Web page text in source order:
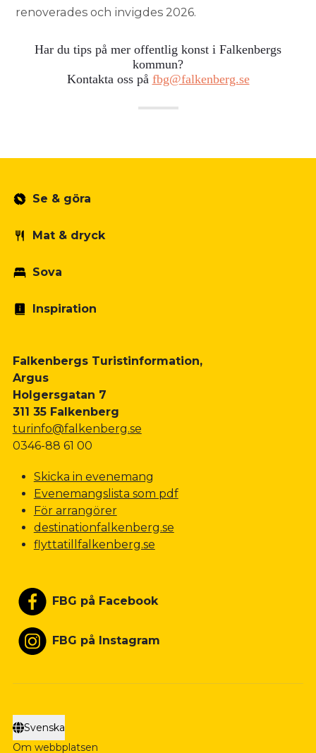
renoverades och invigdes 2026.
Har du tips på mer offentlig konst i Falkenbergs
kommun?
Kontakta oss på fbg@falkenberg.se
Se & göra
Mat & dryck
Sova
Inspiration
Falkenbergs Turistinformation,
Argus
Holgersgatan 7
311 35 Falkenberg
turinfo@falkenberg.se
0346-88 61 00
Skicka in evenemang
Evenemangslista som pdf
För arrangörer
destinationfalkenberg.se
flyttatillfalkenberg.se
FBG på Facebook
FBG på Instagram
Svenska
Om webbplatsen